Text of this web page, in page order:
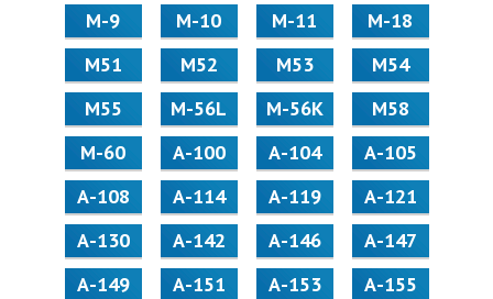
М-9
М-10 М-11
М-18
М51
М52 М53
М54
М55
M-56L M-56K
М58
M-60
А-100 А-104
А-105
А-108
А-114 А-119
А-121
А-130
А-142 А-146
А-147
А-149
А-151 А-153
А-155